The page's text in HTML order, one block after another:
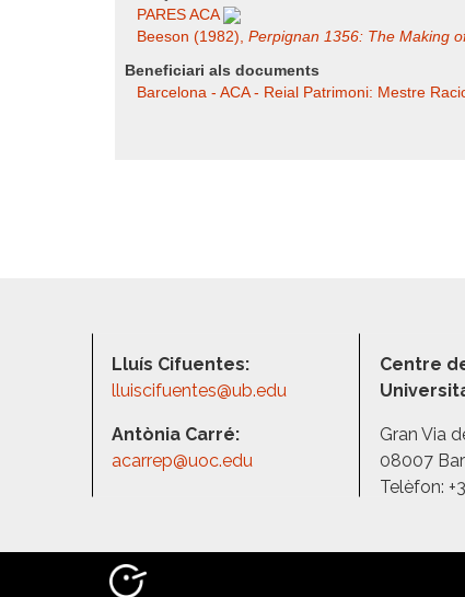
PARES ACA
Beeson (1982), Perpignan 1356: The Making
Beneficiari als documents
Barcelona - ACA - Reial Patrimoni: Mestre
Lluís Cifuentes:
lluiscifuentes@ub.edu
Antònia Carré:
acarrep@uoc.edu
Centre
Gran Via
08007
Telèfon: